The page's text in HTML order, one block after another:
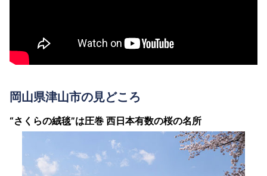
岡山県津山市の見どころ
“さくらの絨毯”は圧巻 西日本有数の桜の名所